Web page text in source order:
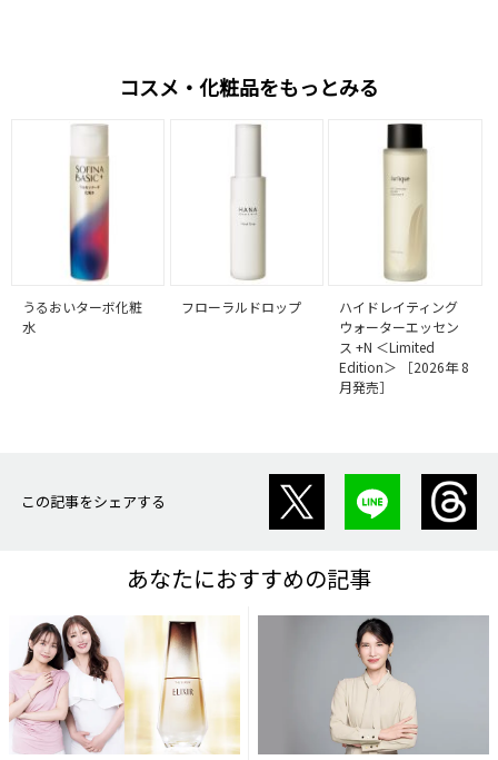
コスメ・化粧品をもっとみる
うるおいターボ化粧
水
フローラルドロップ
ハイドレイティング
ウォーターエッセン
ス +N ＜Limited
Edition＞ ［2026年 8
月発売］
この記事をシェアする
あなたにおすすめの記事